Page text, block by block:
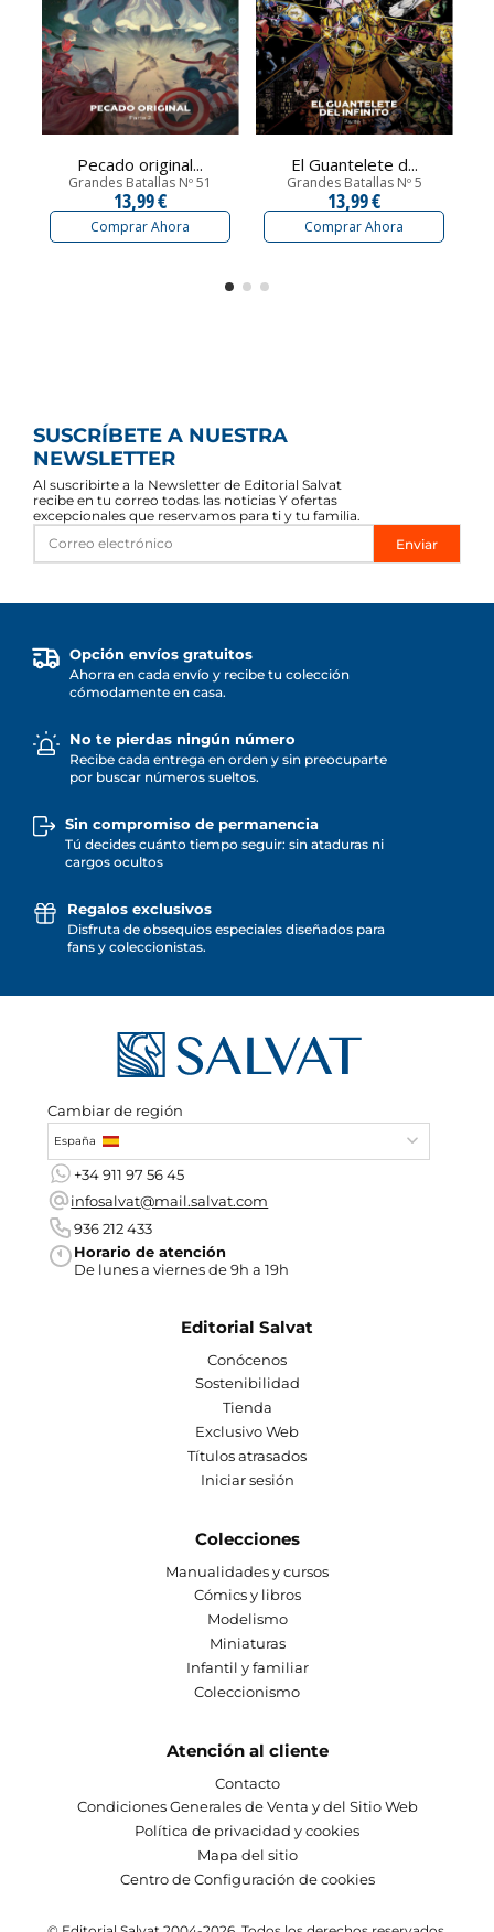
Pecado original...
Grandes Batallas Nº 51
13,99 €
Comprar Ahora
El Guantelete d...
Grandes Batallas Nº 5
13,99 €
Comprar Ahora
SUSCRÍBETE A NUESTRA
NEWSLETTER
Al suscribirte a la Newsletter de Editorial Salvat
recibe en tu correo todas las noticias Y ofertas
excepcionales que reservamos para ti y tu familia.
Enviar
Opción envíos gratuitos
Ahorra en cada envío y recibe tu colección
cómodamente en casa.
No te pierdas ningún número
Recibe cada entrega en orden y sin preocuparte
por buscar números sueltos.
Sin compromiso de permanencia
Tú decides cuánto tiempo seguir: sin ataduras ni
cargos ocultos
Regalos exclusivos
Disfruta de obsequios especiales diseñados para
fans y coleccionistas.
Cambiar de región
España
+34 911 97 56 45
infosalvat@mail.salvat.com
936 212 433
Horario de atención
De lunes a viernes de 9h a 19h
Editorial Salvat
Conócenos
Sostenibilidad
Tienda
Exclusivo Web
Títulos atrasados
Iniciar sesión
Colecciones
Manualidades y cursos
Cómics y libros
Modelismo
Miniaturas
Infantil y familiar
Coleccionismo
Atención al cliente
Contacto
Condiciones Generales de Venta y del Sitio Web
Política de privacidad y cookies
Mapa del sitio
Centro de Configuración de cookies